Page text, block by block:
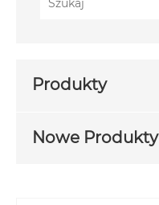
Produkty
Nowe Produkty